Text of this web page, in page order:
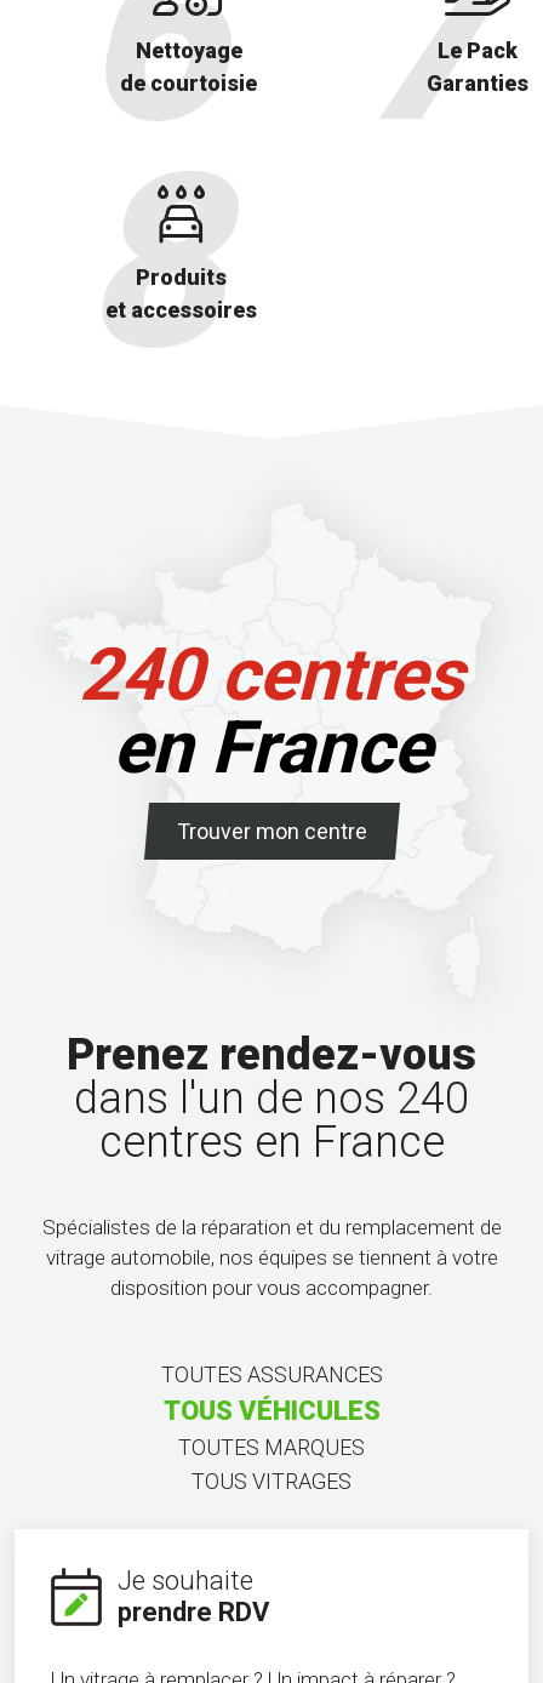
Nettoyage
de courtoisie
Le Pack
Garanties
Produits
et accessoires
240 centres
en France
Trouver mon centre
Prenez rendez-vous
dans l'un de nos 240
centres en France
Spécialistes de la réparation et du remplacement de
vitrage automobile, nos équipes se tiennent à votre
disposition pour vous accompagner.
TOUTES ASSURANCES
TOUS VÉHICULES
TOUTES MARQUES
TOUS VITRAGES
Je souhaite
prendre RDV